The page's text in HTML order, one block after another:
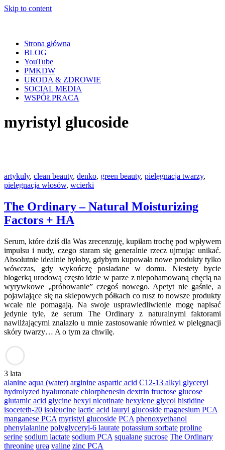
Skip to content
Strona główna
BLOG
YouTube
PMKDW
URODA & ZDROWIE
SOCIAL MEDIA
WSPÓŁPRACA
myristyl glucoside
artykuły, clean beauty, denko, green beauty, pielęgnacja twarzy,
pielęgnacja włosów, wcierki
The Ordinary – Natural Moisturizing
Factors + HA
Serum, które dziś dla Was zrecenzuję, kupiłam trochę pod wpływem
impulsu i nudy, czego staram się generalnie rzecz ujmując unikać.
Absolutnie idealnie byłoby, gdybym kupowała nowe produkty tylko
wówczas, gdy wykończę posiadane w domu. Niestety bycie
blogerką urodową często idzie w parze z niepohamowaną chęcią na
wyrywkowe „próbowanie” czegoś nowego. Apetyt nie gaśnie, a
pojawiające się na sklepowych półkach co rusz to nowsze produkty
wcale nie pomagają. Na swoje usprawiedliwienie mogę napisać
jedynie tyle, że serum The Ordinary z naturalnymi faktorami
nawilżającymi znalazło u mnie zastosowanie również w pielęgnacji
skóry twarzy… A o tym za chwilę.
3 lata
alanine aqua (water) arginine aspartic acid C12-13 alkyl glyceryl
hydrolyzed hyaluronate chlorphenesin dextrin fructose glucose
glutamic acid glycine hexyl nicotinate hexylene glycol histidine
isoceteth-20 isoleucine lactic acid lauryl glucoside magnesium PCA
manganese PCA myristyl glucoside PCA phenoxyethanol
phenylalanine polyglyceryl-6 laurate potassium sorbate proline
serine sodium lactate sodium PCA squalane sucrose The Ordinary
threonine urea valine zinc PCA